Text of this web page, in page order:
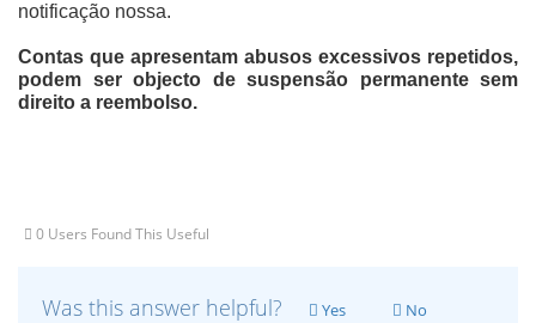
notificação nossa.
Contas que apresentam abusos excessivos repetidos,
podem ser objecto de suspensão permanente sem
direito a reembolso.
0 Users Found This Useful
Was this answer helpful? Yes No